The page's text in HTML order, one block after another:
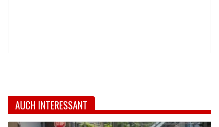
AUCH INTERESSANT